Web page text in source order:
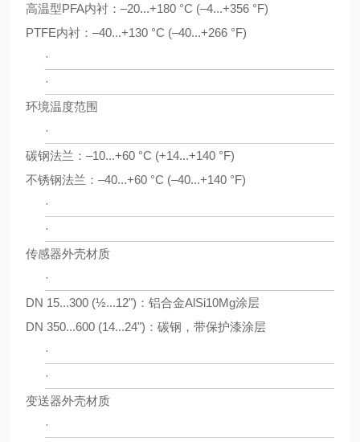
高温型PFA内衬：–20...+180 °C (–4...+356 °F)
PTFE内衬：–40...+130 °C (–40...+266 °F)
·
·
环境温度范围
·
碳钢法兰：–10...+60 °C (+14...+140 °F)
不锈钢法兰：–40...+60 °C (–40...+140 °F)
·
·
传感器外壳材质
·
DN 15...300 (½...12")：铝合金AlSi10Mg涂层
DN 350...600 (14...24")：碳钢，带保护漆涂层
·
·
变送器外壳材质
·